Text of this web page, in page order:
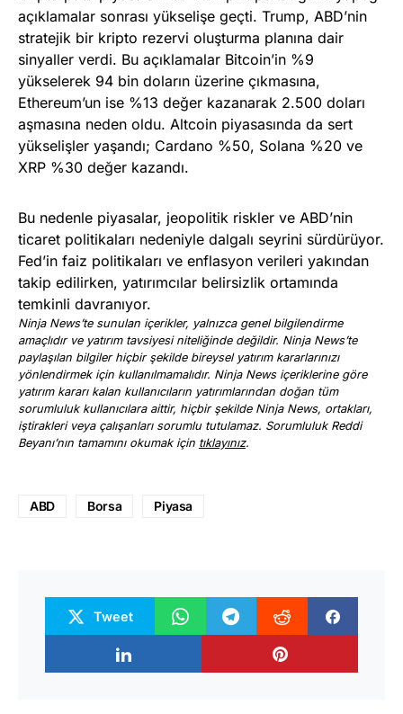
açıklamalar sonrası yükselişe geçti. Trump, ABD’nin
stratejik bir kripto rezervi oluşturma planına dair
sinyaller verdi. Bu açıklamalar Bitcoin’in %9
yükselerek 94 bin doların üzerine çıkmasına,
Ethereum’un ise %13 değer kazanarak 2.500 doları
aşmasına neden oldu. Altcoin piyasasında da sert
yükselişler yaşandı; Cardano %50, Solana %20 ve
XRP %30 değer kazandı.
Bu nedenle piyasalar, jeopolitik riskler ve ABD’nin
ticaret politikaları nedeniyle dalgalı seyrini sürdürüyor.
Fed’in faiz politikaları ve enflasyon verileri yakından
takip edilirken, yatırımcılar belirsizlik ortamında
temkinli davranıyor.
Ninja News’te sunulan içerikler, yalnızca genel bilgilendirme
amaçlıdır ve yatırım tavsiyesi niteliğinde değildir. Ninja News’te
paylaşılan bilgiler hiçbir şekilde bireysel yatırım kararlarınızı
yönlendirmek için kullanılmamalıdır. Ninja News içeriklerine göre
yatırım kararı kalan kullanıcıların yatırımlarından doğan tüm
sorumluluk kullanıcılara aittir, hiçbir şekilde Ninja News, ortakları,
iştirakleri veya çalışanları sorumlu tutulamaz. Sorumluluk Reddi
Beyanı’nın tamamını okumak için tıklayınız.
ABD Borsa Piyasa
Tweet